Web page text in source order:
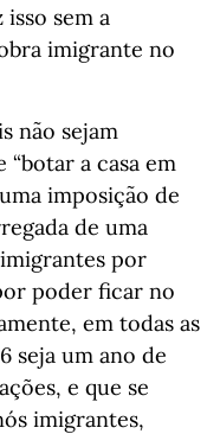
sem a
imigrante no
não sejam
“botar a casa em
imposição de
de uma
por
poder ficar no
em todas as
seja um ano de
e que se
imigrantes,